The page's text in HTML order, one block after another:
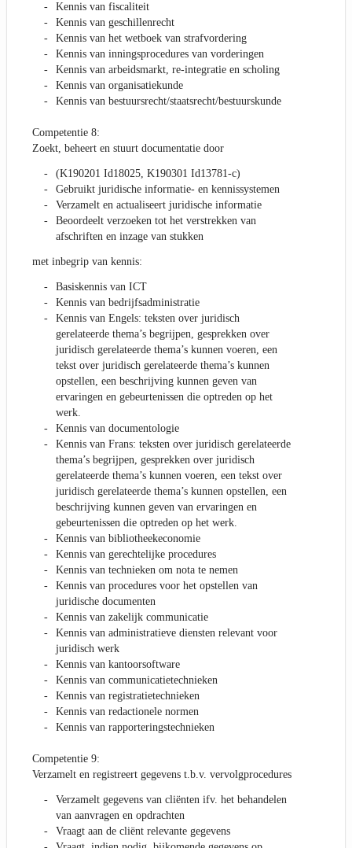
Kennis van fiscaliteit
Kennis van geschillenrecht
Kennis van het wetboek van strafvordering
Kennis van inningsprocedures van vorderingen
Kennis van arbeidsmarkt, re-integratie en scholing
Kennis van organisatiekunde
Kennis van bestuursrecht/staatsrecht/bestuurskunde
Competentie 8:
Zoekt, beheert en stuurt documentatie door
(K190201 Id18025, K190301 Id13781-c)
Gebruikt juridische informatie- en kennissystemen
Verzamelt en actualiseert juridische informatie
Beoordeelt verzoeken tot het verstrekken van
afschriften en inzage van stukken
met inbegrip van kennis:
Basiskennis van ICT
Kennis van bedrijfsadministratie
Kennis van Engels: teksten over juridisch
gerelateerde thema’s begrijpen, gesprekken over
juridisch gerelateerde thema’s kunnen voeren, een
tekst over juridisch gerelateerde thema’s kunnen
opstellen, een beschrijving kunnen geven van
ervaringen en gebeurtenissen die optreden op het
werk.
Kennis van documentologie
Kennis van Frans: teksten over juridisch gerelateerde
thema’s begrijpen, gesprekken over juridisch
gerelateerde thema’s kunnen voeren, een tekst over
juridisch gerelateerde thema’s kunnen opstellen, een
beschrijving kunnen geven van ervaringen en
gebeurtenissen die optreden op het werk.
Kennis van bibliotheekeconomie
Kennis van gerechtelijke procedures
Kennis van technieken om nota te nemen
Kennis van procedures voor het opstellen van
juridische documenten
Kennis van zakelijk communicatie
Kennis van administratieve diensten relevant voor
juridisch werk
Kennis van kantoorsoftware
Kennis van communicatietechnieken
Kennis van registratietechnieken
Kennis van redactionele normen
Kennis van rapporteringstechnieken
Competentie 9:
Verzamelt en registreert gegevens t.b.v. vervolgprocedures
Verzamelt gegevens van cliënten ifv. het behandelen
van aanvragen en opdrachten
Vraagt aan de cliënt relevante gegevens